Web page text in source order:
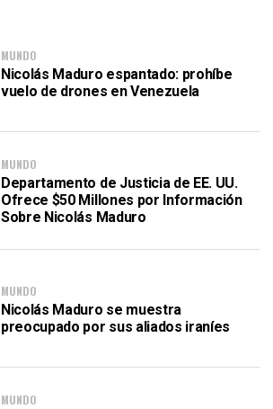
MUNDO
Nicolás Maduro espantado: prohíbe
vuelo de drones en Venezuela
MUNDO
Departamento de Justicia de EE. UU.
Ofrece $50 Millones por Información
Sobre Nicolás Maduro
MUNDO
Nicolás Maduro se muestra
preocupado por sus aliados iraníes
MUNDO